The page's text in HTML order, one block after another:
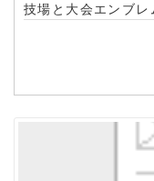
技場と大会エンブレ